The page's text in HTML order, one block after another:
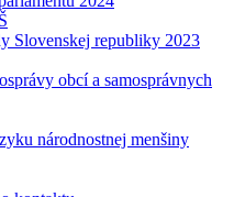
Slovenskej republiky 2023
obcí a samosprávnych
národnostnej menšiny